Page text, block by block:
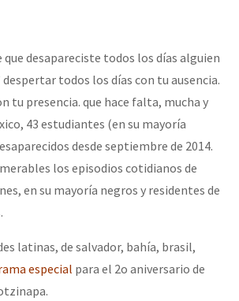
que desapareciste todos los días alguien
todos los días con tu ausencia.
tu presencia. que hace falta, mucha y
43 estudiantes (en su mayoría
desde septiembre de 2014.
los episodios cotidianos de
en su mayoría negros y residentes de
latinas, de salvador, bahía, brasil,
especial para el 2o aniversario de